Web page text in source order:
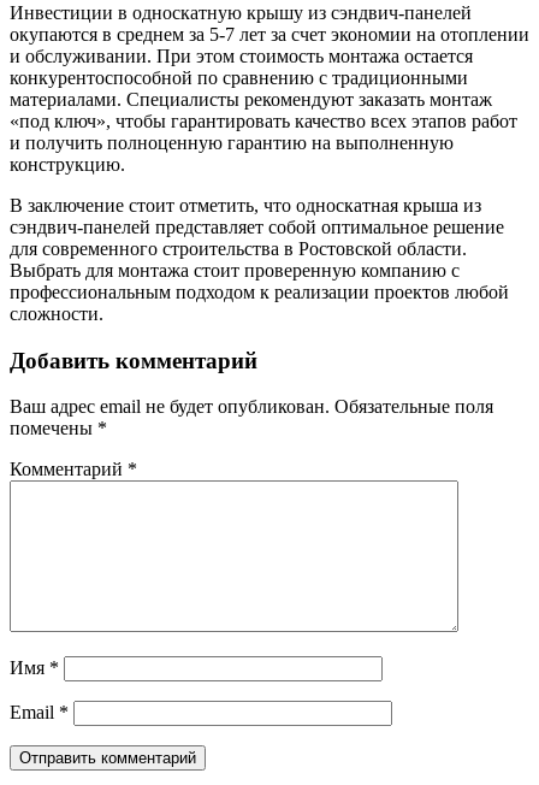
Инвестиции в односкатную крышу из сэндвич-панелей
окупаются в среднем за 5-7 лет за счет экономии на отоплении
и обслуживании. При этом стоимость монтажа остается
конкурентоспособной по сравнению с традиционными
материалами. Специалисты рекомендуют заказать монтаж
«под ключ», чтобы гарантировать качество всех этапов работ
и получить полноценную гарантию на выполненную
конструкцию.
В заключение стоит отметить, что односкатная крыша из
сэндвич-панелей представляет собой оптимальное решение
для современного строительства в Ростовской области.
Выбрать для монтажа стоит проверенную компанию с
профессиональным подходом к реализации проектов любой
сложности.
Добавить комментарий
Ваш адрес email не будет опубликован. Обязательные поля
помечены *
Комментарий *
Имя *
Email *